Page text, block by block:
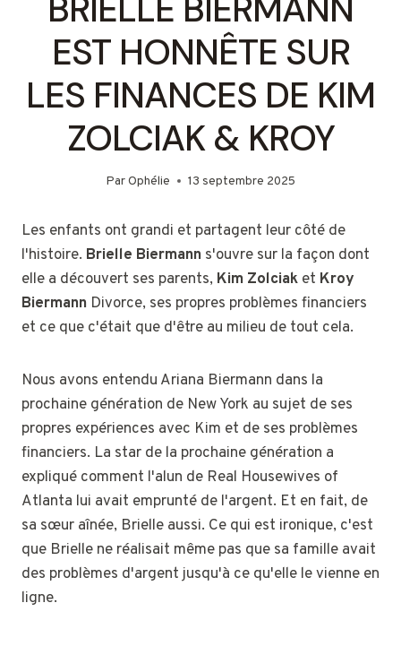
EST HONNÊTE SUR
LES FINANCES DE KIM
ZOLCIAK & KROY
ParOphélie 13 septembre 2025
Les enfants ont grandi et partagent leur côté de
l'histoire. Brielle Biermann s'ouvre sur la façon dont
elle a découvert ses parents, Kim Zolciak et Kroy
Biermann Divorce, ses propres problèmes financiers
et ce que c'était que d'être au milieu de tout cela.
Nous avons entendu Ariana Biermann dans la
prochaine génération de New York au sujet de ses
propres expériences avec Kim et de ses problèmes
financiers. La star de la prochaine génération a
expliqué comment l'alun de Real Housewives of
Atlanta lui avait emprunté de l'argent. Et en fait, de
sa sœur aînée, Brielle aussi. Ce qui est ironique, c'est
que Brielle ne réalisait même pas que sa famille avait
des problèmes d'argent jusqu'à ce qu'elle le vienne en
ligne.